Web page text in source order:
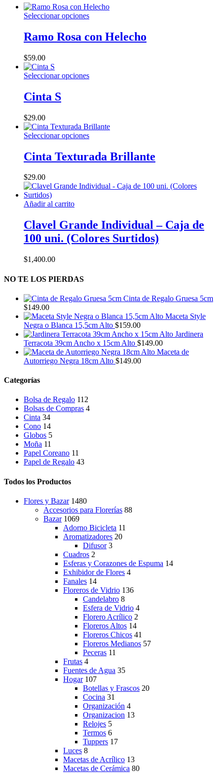
Seleccionar opcionesEste
múltiples
se
página
de
producto
Ramo Rosa con Helecho
$59.00
Seleccionar opcionesEste
opciones
se
elegir
en
página
de
Cinta S
$29.00
Seleccionar opcionesEste
tiene
múltiples
opciones
en
la
página
Cinta Texturada Brillante
$29.00
Añadir al carrito
Clavel Grande Individual – Caja de
100 uni. (Colores Surtidos)
$1,400.00
NO TE LOS PIERDAS
Cinta de Regalo Gruesa 5cm
$149.00
Maceta Style
Negra o Blanca 15,5cm Alto $159.00
Jardinera
Terracota 39cm Ancho x 15cm Alto $149.00
Maceta de
Autorriego Negra 18cm Alto $149.00
Categorías
Bolsa de Regalo 112
Bolsas de Compras 4
Cinta 34
Cono 14
Globos 5
Moña 11
Papel Coreano 11
Papel de Regalo 43
Todos los Productos
Flores y Bazar 1480
Accesorios para Florerías 88
Bazar 1069
Adorno Bicicleta 11
Aromatizadores 20
Difusor 3
Cuadros 2
Esferas y Corazones de Espuma 14
Exhibidor de Flores 4
Fanales 14
Floreros de Vidrio 136
Candelabro 8
Esfera de Vidrio 4
Florero Acrílico 2
Floreros Altos 14
Floreros Chicos 41
Floreros Medianos 57
Peceras 11
Frutas 4
Fuentes de Agua 35
Hogar 107
Botellas y Frascos 20
Cocina 31
Organización 4
Organizacion 13
Relojes 5
Termos 6
Tuppers 17
Luces 8
Macetas de Acrílico 13
Macetas de Cerámica 80